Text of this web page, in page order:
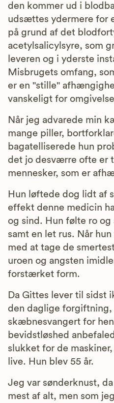
den kommer ud i
udsættes ydermere for
på grund af det
acetylsalicylsyre, som
leveren og i yderste
Misbrugets omfang,
er en "stille"
vanskeligt for
Når jeg advarede min
mange piller,
bagatelliserede hun
det jo desværre ofte er
mennesker, som er
Hun løftede dog lidt af
effekt denne medicin
og sind. Hun følte ro
samt en let rus. Når
med at tage de
uroen og angsten
forstærket form.
Da Gittes lever til sidst
den daglige
skæbnesvangert for
bevidstløshed
slukket for de
live. Hun blev 55 år.
Jeg var sønderknust,
mest af alt, men som